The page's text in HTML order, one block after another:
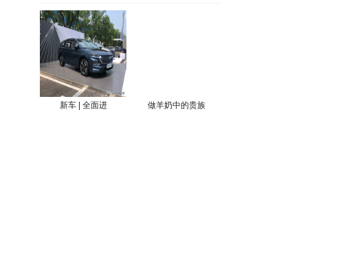
新车 | 全面进 做羊奶中的贵族